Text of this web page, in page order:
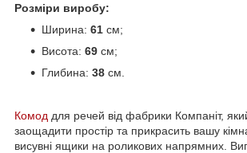
Розміри виробу:
Ширина: 61 см;
Висота: 69 см;
Глибина: 38 см.
Комод для речей від фабрики Компаніт,
заощадити простір та прикрасить вашу
висувні ящики на роликових напрямних.